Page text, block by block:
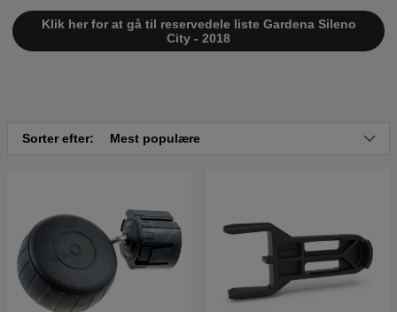
Klik her for at gå til reservedele liste Gardena Sileno
City - 2018
Sorter efter: Mest populære